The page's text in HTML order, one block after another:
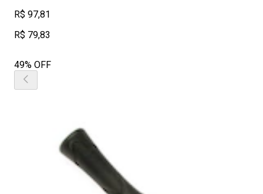
R$ 97,81
R$ 79,83
49% OFF